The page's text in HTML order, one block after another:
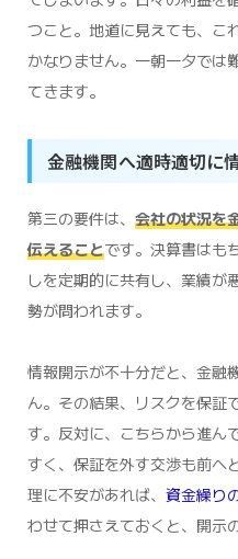
つこと。地道に見えても、こ
かなりません。一朝一夕では
てきます。
金融機関へ適時適切に
第三の要件は、 会社の状況を
伝えることです。決算書はも
しを定期的に共有し、業績が
勢が問われます。
情報開示が不十分だと、金融
ん。その結果、リスクを保証
す。反対に、こちらから進ん
すく、保証を外す交渉も前へ
理に不安があれば、 資金繰り
わせて押さえておくと、開示